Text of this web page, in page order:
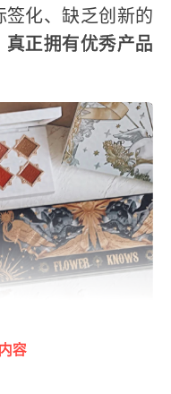
化、缺乏创新的
真正拥有优秀产品
容